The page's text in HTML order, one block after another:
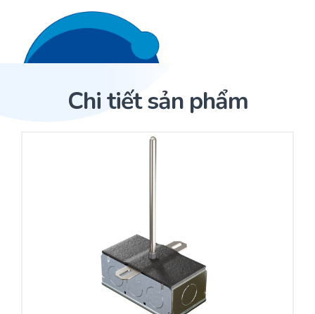
Trang Chủ
Nhà sản xuất thiết bị điều khiển
Cung cấp giải pháp quản lý cho toà nhà (BMS)
Chi tiết sản phẩm
Sản phẩm